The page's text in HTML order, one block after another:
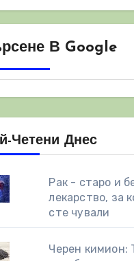
В Google
Четени Днес
Рак - старо и
лекарство, за
сте чували
Черен кимион: